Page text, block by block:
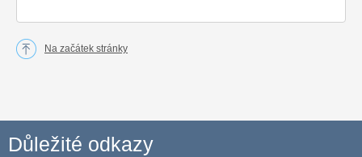
Na začátek stránky
Důležité odkazy